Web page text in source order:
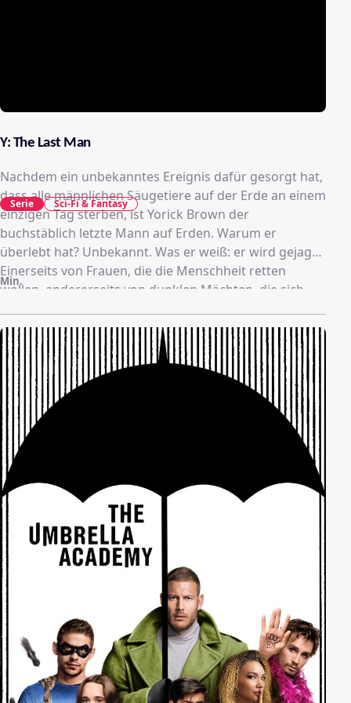
Y: The Last Man
Nachdem ein unbekanntes Ereignis dafür gesorgt hat,
dass alle männlichen Säugetiere auf der Erde an einem
einzigen Tag sterben, ist Yorick Brown der
buchstäblich letzte Mann auf Erden. Warum er
überlebt hat? Unbekannt. Was er weiß: er wird gejagt.
Einerseits von Frauen, die die Menschheit retten
wollen, andererseits von dunklen Mächten, die sich
Min.
Serie Sci-Fi & Fantasy